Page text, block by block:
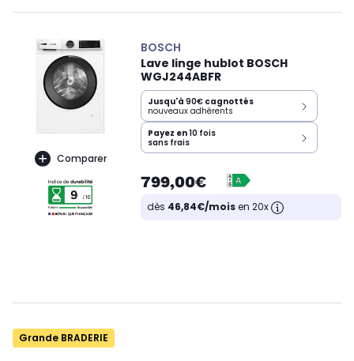
Comparer
BOSCH
Lave linge hublot BOSCH
WGJ244ABFR
Jusqu'à 90€ cagnottés
nouveaux adhérents
Payez en10 fois
sans frais
799,00€
dès 46,84€/moisen 20x
Grande BRADERIE